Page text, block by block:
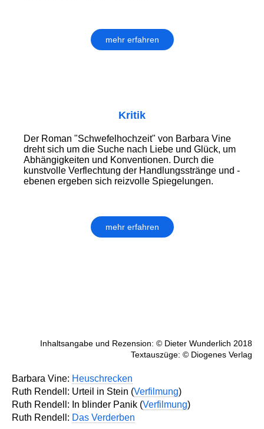
mehr erfahren
Kritik
Der Roman "Schwefelhochzeit" von Barbara Vine
dreht sich um die Suche nach Liebe und Glück, um
Abhängig­keiten und Kon­ven­tionen. Durch die
kunstvolle Verflechtung der Handlungs­stränge und -
ebenen ergeben sich reizvolle Spiegelungen.
mehr erfahren
Inhaltsangabe und Rezension: © Dieter Wunderlich 2018
Textauszüge: © Diogenes Verlag
Barbara Vine: Heuschrecken
Ruth Rendell: Urteil in Stein (Verfilmung)
Ruth Rendell: In blinder Panik (Verfilmung)
Ruth Rendell: Das Verderben